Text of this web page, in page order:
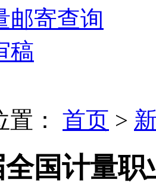
邮寄查询
稿
： 首页 >
国计量